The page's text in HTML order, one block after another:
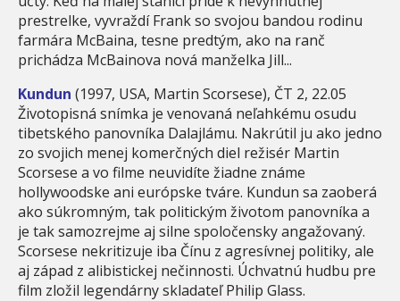
prestrelke, vyvraždí Frank so svojou bandou rodinu
farmára McBaina, tesne predtým, ako na ranč
prichádza McBainova nová manželka Jill...
Kundun (1997, USA, Martin Scorsese), ČT 2, 22.05
Životopisná snímka je venovaná neľahkému osudu
tibetského panovníka Dalajlámu. Nakrútil ju ako jedno
zo svojich menej komerčných diel režisér Martin
Scorsese a vo filme neuvidíte žiadne známe
hollywoodske ani európske tváre. Kundun sa zaoberá
ako súkromným, tak politickým životom panovníka a
je tak samozrejme aj silne spoločensky angažovaný.
Scorsese nekritizuje iba Čínu z agresívnej politiky, ale
aj západ z alibistickej nečinnosti. Úchvatnú hudbu pre
film zložil legendárny skladateľ Philip Glass.